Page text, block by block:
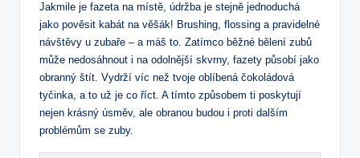
Jakmile je fazeta na místě, údržba je stejně jednoduchá
jako pověsit kabát na věšák! Brushing, flossing a pravidelné
návštěvy u zubaře – a máš to. Zatímco běžné bělení zubů
může nedosáhnout i na odolnější skvrny, fazety působí jako
obranný štít. Vydrží víc než tvoje oblíbená čokoládová
tyčinka, a to už je co říct. A tímto způsobem ti poskytují
nejen krásný úsměv, ale obranou budou i proti dalším
problémům se zuby.